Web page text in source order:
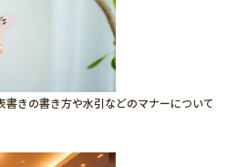
書きの書き方や水引などのマナーについて